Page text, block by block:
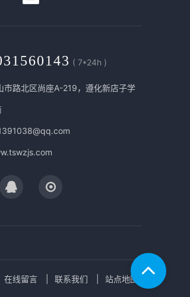
( 7*24h )
市路北区尚座A-219，遵化新店子学
在线留言 联系我们 站点地图